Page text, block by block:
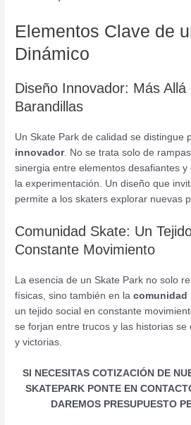
Elementos Clave de
Dinámico
Diseño Innovador: Más
Barandillas
Un Skate Park de calidad se distingue
innovador. No se trata solo de
sinergia entre elementos desafiantes
la experimentación. Un diseño que
permite a los skaters explorar nuevas
Comunidad Skate: Un
Constante Movimiento
La esencia de un Skate Park no solo
físicas, sino también en lacomunidad
un tejido social en constante
se forjan entre trucos y las historias
y victorias.
SI NECESITAS COTIZACIÓN DE
SKATEPARK PONTE EN
DAREMOS PRESUPUESTO